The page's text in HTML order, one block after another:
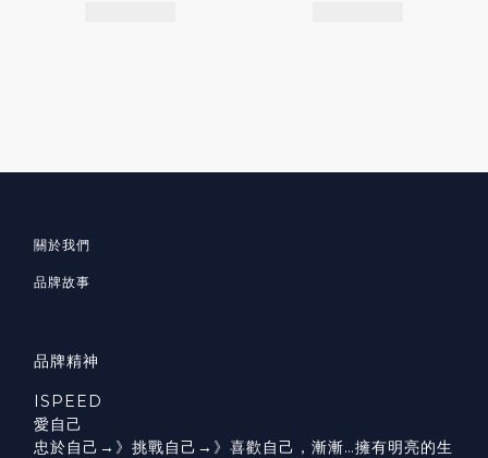
關於我們
品牌故事
品牌精神
ISPEED
愛自己
忠於自己→》挑戰自己→》喜歡自己，漸漸…擁有明亮的生